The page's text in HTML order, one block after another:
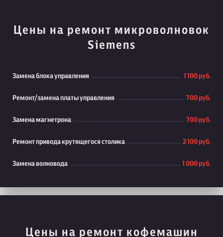
Цены на ремонт микроволновок
Siemens
Замена блока управления 1 100 руб.
Ремонт/замена платы управления 700 руб.
Замена магнетрона 700 руб.
Ремонт привода крутящегося столика 2 100 руб.
Замена волновода 1 000 руб.
Цены на ремонт кофемашин